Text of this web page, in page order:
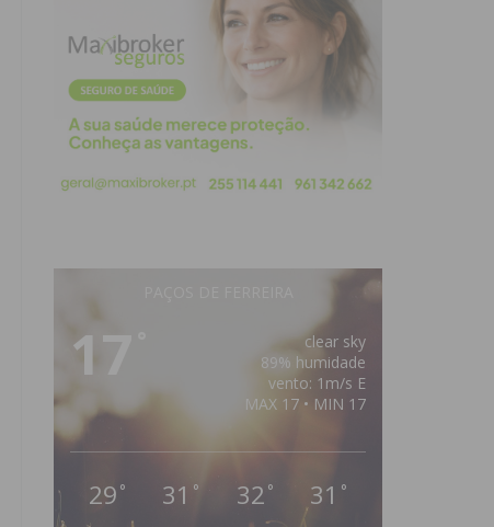
17
clear sky
89% humidade
vento: 1m/s E
MAX 17 • MIN 17
29 ° 31 ° 32 ° 31 °